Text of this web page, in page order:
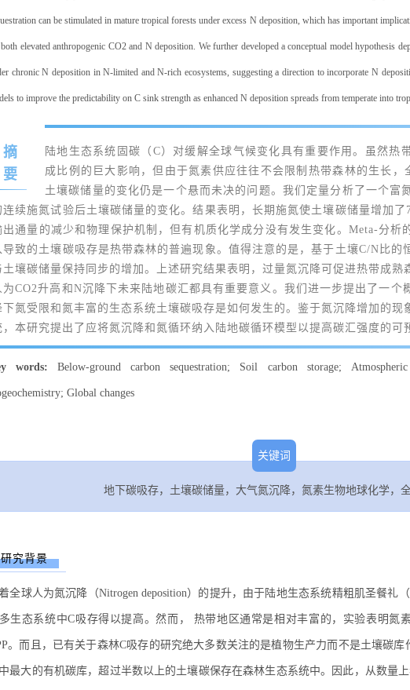
can be stimulated in mature tropical forests under excess N deposition, which has important
elevated anthropogenic CO2 and N deposition. We further developed a conceptual model hypothesis
chronic N deposition in N-limited and N-rich ecosystems, suggesting a direction to incorporate N
to improve the predictability on C sink strength as enhanced N deposition spreads from temperate into
摘
要
陆地生态系统固碳（C）对缓解全球气候变化具有重要作用。虽然热
成比例的巨大影响，但由于氮素供应往往不会限制热带森林的生长，
土壤碳储量的变化仍是一个悬而未决的问题。我们定量分析了一个富
连续施氮试验后土壤碳储量的变化。结果表明，长期施氮使土壤碳储量增加
出通量的减少和物理保护机制，但有机质化学成分没有发生变化。Meta-分析
导致的土壤碳吸存是热带森林的普遍现象。值得注意的是，基于土壤C/N比的
土壤碳储量保持同步的增加。上述研究结果表明，过量氮沉降可促进热带成熟
为CO2升高和N沉降下未来陆地碳汇都具有重要意义。我们进一步提出了一个
下氮受限和氮丰富的生态系统土壤碳吸存是如何发生的。鉴于氮沉降增加的现
，本研究提出了应将氮沉降和氮循环纳入陆地碳循环模型以提高碳汇强度的可
words:Below-ground carbon sequestration; Soil carbon storage;
Global changes
关键词
地下碳吸存，土壤碳储量，大气氮沉降，氮素生物地球化学，
研究背景
全球人为氮沉降（Nitrogen deposition）的提升，由于陆地生态系统精粗肌圣餐礼
生态系统中C吸存得以提高。然而， 热带地区通常是相对丰富的，实验表明氮
。而且，已有关于森林C吸存的研究绝大多数关注的是植物生产力而不是土壤碳
最大的有机碳库，超过半数以上的土壤碳保存在森林生态系统中。因此，从数量